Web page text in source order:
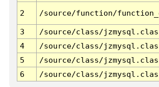
2 /source/function/
3 /source/class/
4
/source/class/
5
/source/class/
6
/source/class/